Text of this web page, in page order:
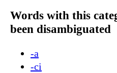
Words with this
been disambiguated
-a
-ci